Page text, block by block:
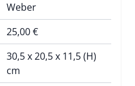
Weber
25,00 €
30,5 x 20,5 x 11,5 (H)
cm